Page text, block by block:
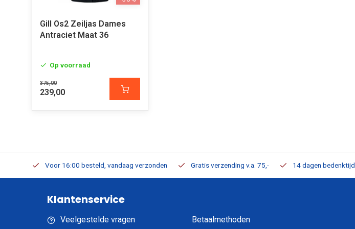
Gill Os2 Zeiljas Dames
Antraciet Maat 36
Op voorraad
375,00
239,00
Voor 16:00 besteld, vandaag verzonden Gratis verzending v.a. 75,- 14 dagen bedenktijd
Klantenservice
Veelgestelde vragen
Betaalmethoden